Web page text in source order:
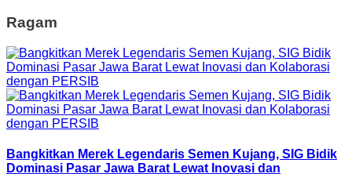
Ragam
Bangkitkan Merek Legendaris Semen Kujang, SIG Bidik
Dominasi Pasar Jawa Barat Lewat Inovasi dan